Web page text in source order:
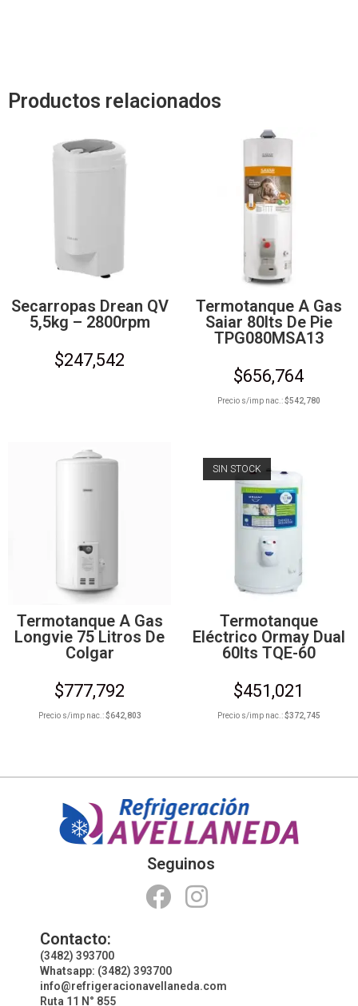
Productos relacionados
Secarropas Drean QV
5,5kg – 2800rpm
$247,542
Termotanque A Gas
Saiar 80lts De Pie
TPG080MSA13
$656,764
Precio s/imp nac.:$542,780
Termotanque A Gas
Longvie 75 Litros De
Colgar
$777,792
Precio s/imp nac.:$642,803
SIN STOCK
Termotanque
Eléctrico Ormay Dual
60lts TQE-60
$451,021
Precio s/imp nac.:$372,745
Seguinos
Contacto:
(3482) 393700
Whatsapp: (3482) 393700
info@refrigeracionavellaneda.com
Ruta 11 N° 855